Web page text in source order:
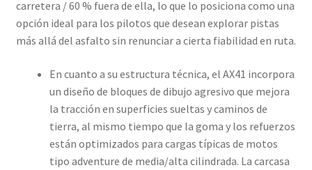
carretera / 60 % fuera de ella, lo que lo posiciona como una
opción ideal para los pilotos que desean explorar pistas
más allá del asfalto sin renunciar a cierta fiabilidad en ruta.
En cuanto a su estructura técnica, el AX41 incorpora
un diseño de bloques de dibujo agresivo que mejora
la tracción en superficies sueltas y caminos de
tierra, al mismo tiempo que la goma y los refuerzos
están optimizados para cargas típicas de motos
tipo adventure de media/alta cilindrada. La carcasa